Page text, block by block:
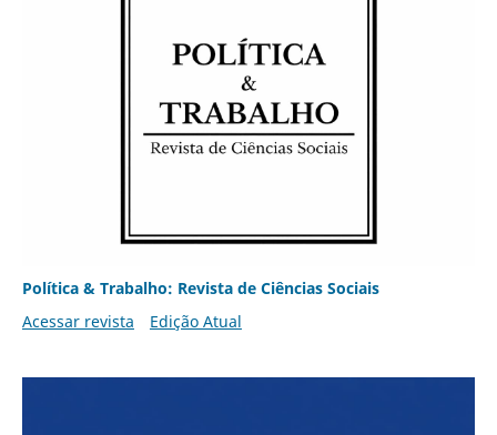
Política & Trabalho: Revista de Ciências Sociais
Acessar revista
Edição Atual